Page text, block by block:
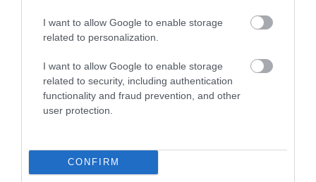
I want to allow Google to enable storage
related to personalization.
I want to allow Google to enable storage
related to security, including authentication
functionality and fraud prevention, and other
user protection.
CONFIRM
a világ legjobbjai közé tartozik.
Természetesen a leginkább ismert az emberek előtt
főleg a lóversenyek, a vágták és galoppversenyek és
a lovi fogadás, de ettől függetlenül nagyon komoly
szakmai munka folyik a magyar lovaséletben. Viszont
hagyhatjuk említés nélkül Lázár Vilmost, aki
hétszeres kettesfogathajtó világbajnokként tette le